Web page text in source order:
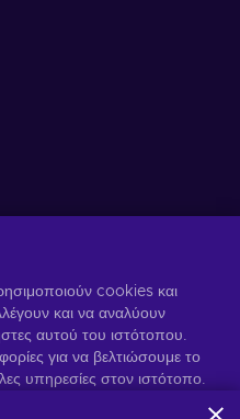
για παιχνίδια
Γραφτείτε συνδρομητής
στιγμή. Επισκεφθείτε την
πληροφορίες.
cookies και
και να αναλύουν
αυτού του ιστότοπου.
για να βελτιώσουμε το
υπηρεσίες στον ιστότοπο.